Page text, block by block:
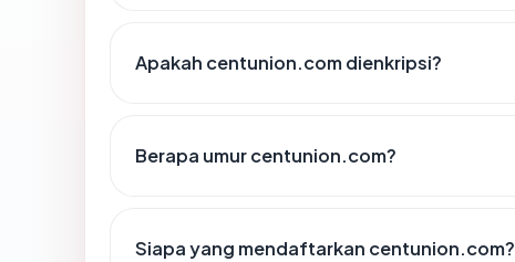
Apakah centunion.com dienkripsi?
Berapa umur centunion.com?
Siapa yang mendaftarkan centunion.com?